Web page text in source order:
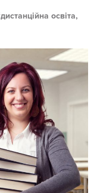
дистанційна освіта,